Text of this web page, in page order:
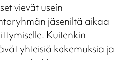
vievät usein
jäseniltä aikaa
Kuitenkin
yhteisiä kokemuksia ja